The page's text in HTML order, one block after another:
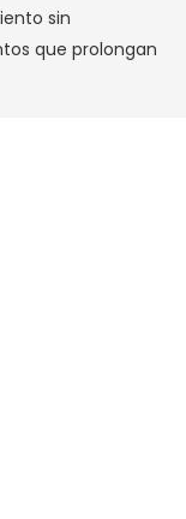
sin
que prolongan